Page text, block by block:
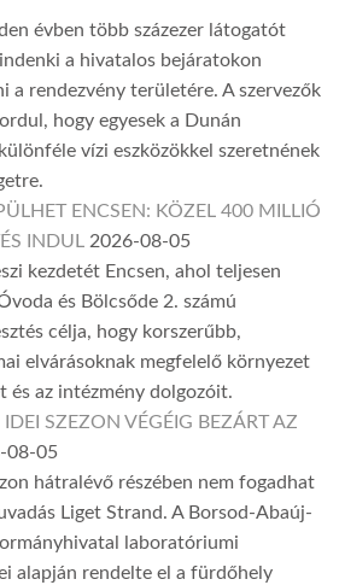
évben több százezer látogatót
a hivatalos bejáratokon
a rendezvény területére. A szervezők
hogy egyesek a Dunán
vízi eszközökkel szeretnének
ENCSEN: KÖZEL 400 MILLIÓ
INDUL 2026-08-05
kezdetét Encsen, ahol teljesen
és Bölcsőde 2. számú
célja, hogy korszerűbb,
elvárásoknak megfelelő környezet
és az intézmény dolgozóit.
SZEZON VÉGÉIG BEZÁRT AZ
08-05
hátralévő részében nem fogadhat
Liget Strand. A Borsod-Abaúj-
laboratóriumi
alapján rendelte el a fürdőhely